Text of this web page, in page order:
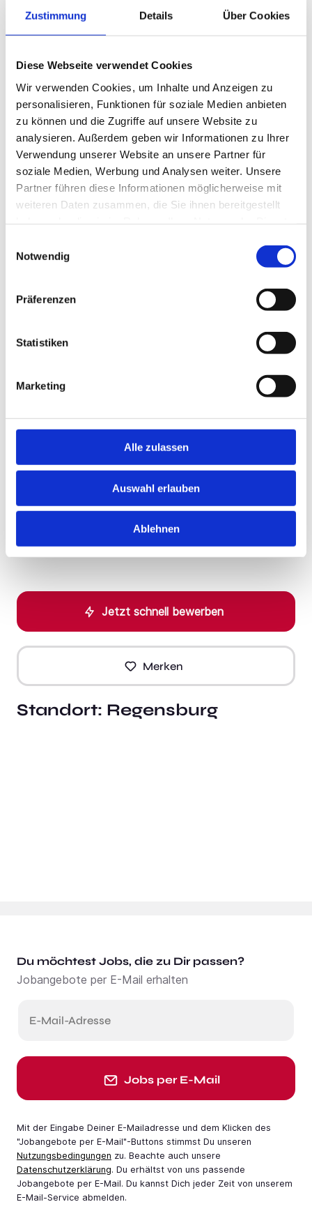
Zustimmung Details Über Cookies
Diese Webseite verwendet Cookies
Wir verwenden Cookies, um Inhalte und Anzeigen zu
personalisieren, Funktionen für soziale Medien anbieten
zu können und die Zugriffe auf unsere Website zu
analysieren. Außerdem geben wir Informationen zu Ihrer
Verwendung unserer Website an unsere Partner für
soziale Medien, Werbung und Analysen weiter. Unsere
Partner führen diese Informationen möglicherweise mit
weiteren Daten zusammen, die Sie ihnen bereitgestellt
Notwendig
Präferenzen
Statistiken
Marketing
Alle zulassen
Auswahl erlauben
Ablehnen
Es erwartet Sie eine vielseitige und interessante
persönlichen Weiterentwicklung.
im Einzelnen:
anspruchsvolle Aufgaben
optimale Arbeitsbedingungen
vielfältige Fort- und Weiterbildungsmöglichkeiten
eine der Bedeutung der Position angemessene und
attraktive Vergütung
Größenklasse: 150 - 200 Betten
Bundesland: Bayern
PLZ-Gebiet: DE-93xxx
Ort/Region: Region Regensburg
Befristung: unbefristet
Arbeitszeit: Vollzeit - 40 h / Woche (Teilzeit möglich)
Beginn: zum nächstmöglichen Zeitpunkt
Jetzt schnell bewerben
Merken
Standort: Regensburg
Du möchtest Jobs, die zu Dir passen?
Jobangebote per E-Mail erhalten
E-Mail-Adresse
Jobs per E-Mail
Mit der Eingabe Deiner E-Mail­adresse und dem Klicken des
"Jobangebote per E-Mail"-Buttons stimmst Du unseren
Nutzungsbedingungen zu. Beachte auch unsere
Datenschutzerklärung. Du erhältst von uns passende
Jobangebote per E-Mail. Du kannst Dich jeder Zeit von unserem
E-Mail-Service abmelden.